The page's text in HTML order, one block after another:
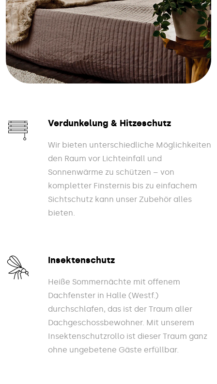
Verdunkelung & Hitzeschutz
Wir bieten unterschiedliche Möglichkeiten
den Raum vor Lichteinfall und
Sonnenwärme zu schützen – von
kompletter Finsternis bis zu einfachem
Sichtschutz kann unser Zubehör alles
bieten.
Insektenschutz
Heiße Sommernächte mit offenem
Dachfenster in Halle (Westf.)
durchschlafen, das ist der Traum aller
Dachgeschossbewohner. Mit unserem
Insektenschutzrollo ist dieser Traum ganz
ohne ungebetene Gäste erfüllbar.